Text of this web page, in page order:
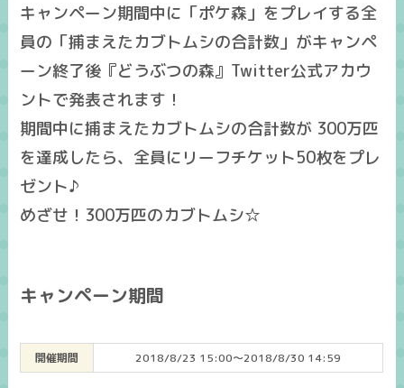
キャンペーン期間中に「ポケ森」をプレイする全
員の「捕まえたカブトムシの合計数」がキャンペ
ーン終了後『どうぶつの森』Twitter公式アカウ
ントで発表されます！
期間中に捕まえたカブトムシの合計数が 300万匹
を達成したら、全員にリーフチケット50枚をプレ
ゼント♪
めざせ！300万匹のカブトムシ☆
キャンペーン期間
開催期間 2018/8/23 15:00～2018/8/30 14:59